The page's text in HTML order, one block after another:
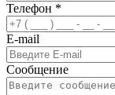
Телефон *
E-mail
Сообщение